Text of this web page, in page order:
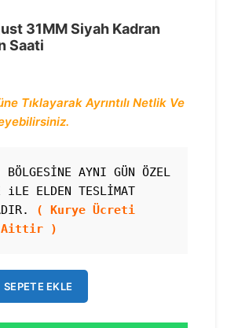
31MM Siyah Kadran
Saati
Tıklayarak Ayrıntılı Netlik Ve
BÖLGESİNE AYNI GÜN ÖZEL
iLE ELDEN TESLİMAT
( Kurye Ücreti
Aittir )
SEPETE EKLE